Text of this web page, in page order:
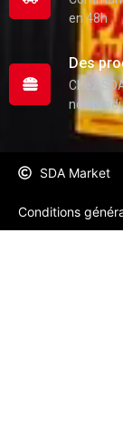
en 48h
Des
Chez
nos
SDA Market
Conditions